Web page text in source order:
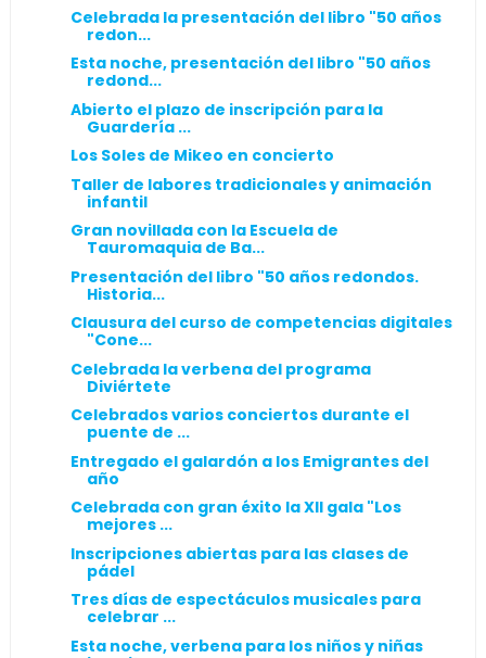
Celebrada la presentación del libro "50 años
redon...
Esta noche, presentación del libro "50 años
redond...
Abierto el plazo de inscripción para la
Guardería ...
Los Soles de Mikeo en concierto
Taller de labores tradicionales y animación
infantil
Gran novillada con la Escuela de
Tauromaquia de Ba...
Presentación del libro "50 años redondos.
Historia...
Clausura del curso de competencias digitales
"Cone...
Celebrada la verbena del programa
Diviértete
Celebrados varios conciertos durante el
puente de ...
Entregado el galardón a los Emigrantes del
año
Celebrada con gran éxito la XII gala "Los
mejores ...
Inscripciones abiertas para las clases de
pádel
Tres días de espectáculos musicales para
celebrar ...
Esta noche, verbena para los niños y niñas